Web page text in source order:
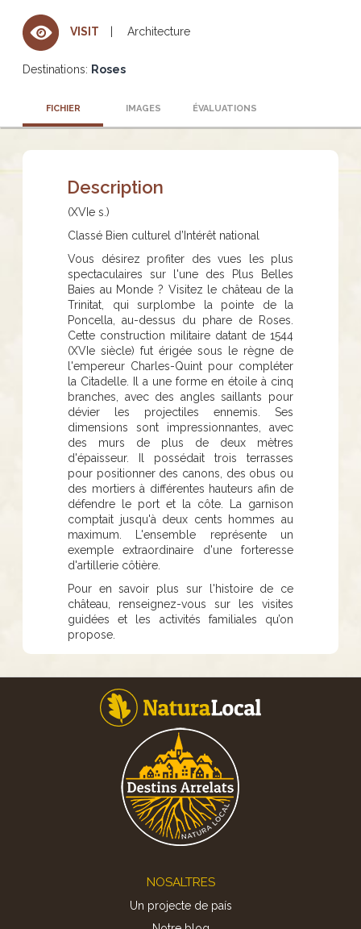
VISIT Architecture
Destinations: Roses
FICHIER IMAGES ÉVALUATIONS
Description
(XVIe s.)
Classé Bien culturel d’Intérêt national
Vous désirez profiter des vues les plus
spectaculaires sur l'une des Plus Belles
Baies au Monde ? Visitez le château de la
Trinitat, qui surplombe la pointe de la
Poncella, au-dessus du phare de Roses.
Cette construction militaire datant de 1544
(XVIe siècle) fut érigée sous le règne de
l'empereur Charles-Quint pour compléter
la Citadelle. Il a une forme en étoile à cinq
branches, avec des angles saillants pour
dévier les projectiles ennemis. Ses
dimensions sont impressionnantes, avec
des murs de plus de deux mètres
d'épaisseur. Il possédait trois terrasses
pour positionner des canons, des obus ou
des mortiers à différentes hauteurs afin de
défendre le port et la côte. La garnison
comptait jusqu'à deux cents hommes au
maximum. L'ensemble représente un
exemple extraordinaire d'une forteresse
d'artillerie côtière.
Pour en savoir plus sur l'histoire de ce
château, renseignez-vous sur les visites
guidées et les activités familiales qu’on
propose.
NOSALTRES
Un projecte de país